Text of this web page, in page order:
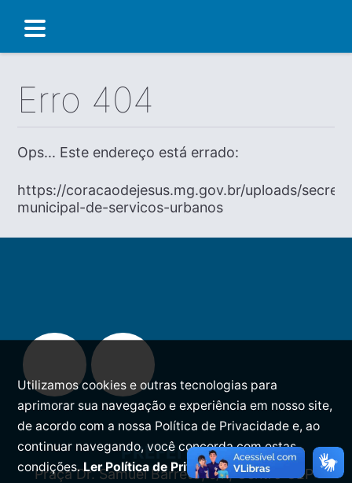
Erro 404
Ops... Este endereço está errado:
https://coracaodejesus.mg.gov.br/uploads/
municipal-de-servicos-urbanos
PREFEITURA
Praça Dr. Samuel Barreto, s/n, Centro CEP:
Utilizamos cookies e outras tecnologias para
aprimorar sua navegação e experiência em nosso site,
de acordo com a nossa Política de Privacidade e, ao
continuar navegando, você concorda com estas
condições.Ler Política de Privacidade.